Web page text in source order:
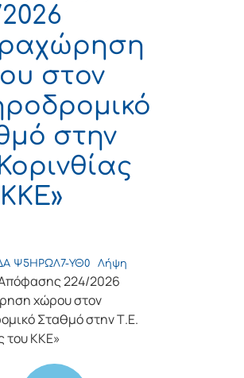
στον
στην
Ψ5ΗΡΩΛ7-ΥΘ0 Λήψη
224/2026
χώρου στον
Σταθμό στην Τ.Ε.
του ΚΚΕ»